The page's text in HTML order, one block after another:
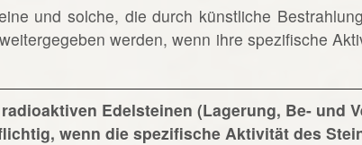
und solche, die durch künstliche
werden, wenn ihre spezifische
Edelsteinen (Lagerung, Be- und
wenn die spezifische Aktivität des